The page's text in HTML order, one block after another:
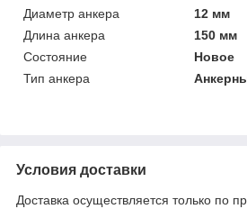
Диаметр анкера
12 мм
Длина анкера
150 мм
Состояние
Новое
Тип анкера
Условия доставки
Доставка осуществляется только по